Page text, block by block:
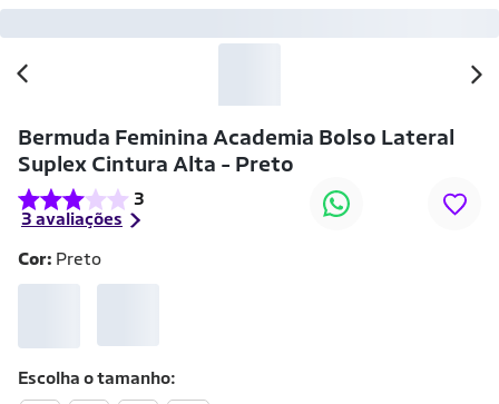
Bermuda Feminina Academia Bolso Lateral
Suplex Cintura Alta - Preto
3
3 avaliações
Cor: Preto
Escolha otamanho